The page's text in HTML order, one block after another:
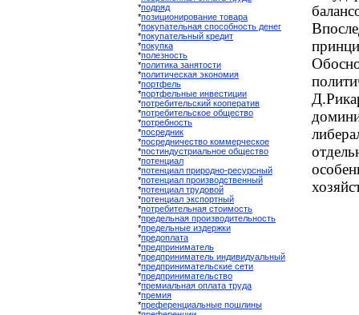
*подряд
*позиционирование товара
*покупательная способность денег
*покупательный кредит
*покупка
*полезность
*политика занятости
*политическая экономия
*портфель
*портфельные инвестиции
*потребительский кооператив
*потребительское общество
*потребность
*посредник
*посредничество коммерческое
*постиндустриальное общество
*потенциал
*потенциал природно-ресурсный
*потенциал производственный
*потенциал трудовой
*потенциал экспортный
*потребительная стоимость
*предельная производительность
*предельные издержки
*предоплата
*предприниматель
*предприниматель индивидуальный
*предпринимательские сети
*предпринимательство
*премиальная оплата труда
*премия
*преференциальные пошлины